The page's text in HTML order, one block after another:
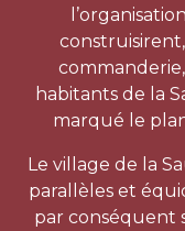
habitants de la
marqué le
Le village de la
parallèles et
par conséquent